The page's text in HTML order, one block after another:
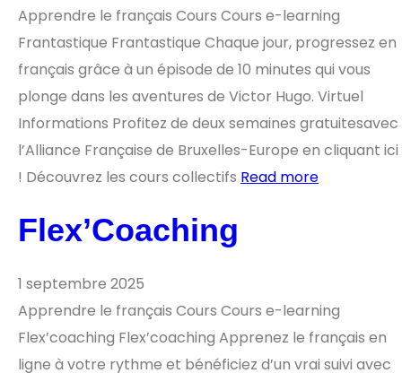
Apprendre le français Cours Cours e-learning
Frantastique Frantastique Chaque jour, progressez en
français grâce à un épisode de 10 minutes qui vous
plonge dans les aventures de Victor Hugo. Virtuel
Informations Profitez de deux semaines gratuitesavec
l’Alliance Française de Bruxelles-Europe en cliquant ici
! Découvrez les cours collectifs Read more
Flex’Coaching
1 septembre 2025
Apprendre le français Cours Cours e-learning
Flex’coaching Flex’coaching Apprenez le français en
ligne à votre rythme et bénéficiez d’un vrai suivi avec